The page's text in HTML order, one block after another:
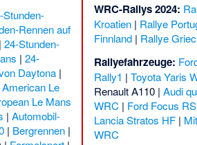
Stunden-
Rennen auf
24-Stunden-
| 24-
Daytona|
American Le
Le Mans
| Automobil-
| Bergrennen|
WRC-Rallys 2024:
Kroatien| Rallye
Finnland| Rallye
Rallyefahrzeuge:
Rally1 | Toyota Yaris
Renault A110| Audi
WRC| Ford Focus
Lancia Stratos HF|
WRC